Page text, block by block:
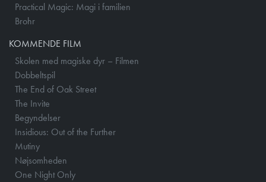
Practical Magic: Magi i familien
Brohr
KOMMENDE FILM
Skolen med magiske dyr – Filmen
Dobbeltspil
The End of Oak Street
The Invite
Begyndelser
Insidious: Out of the Further
Mutiny
Nøjsomheden
One Night Only